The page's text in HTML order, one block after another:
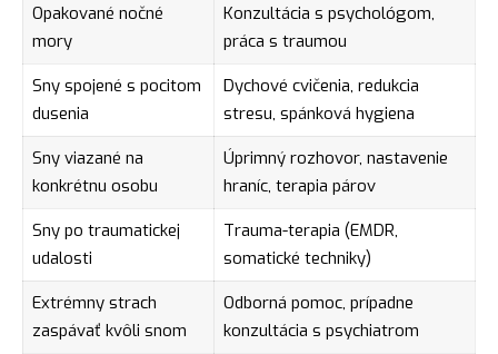
Opakované nočné
mory
Konzultácia s psychológom,
práca s traumou
Sny spojené s pocitom
dusenia
Dychové cvičenia, redukcia
stresu, spánková hygiena
Sny viazané na
konkrétnu osobu
Úprimný rozhovor, nastavenie
hraníc, terapia párov
Sny po traumatickej
udalosti
Trauma-terapia (EMDR,
somatické techniky)
Extrémny strach
zaspávať kvôli snom
Odborná pomoc, prípadne
konzultácia s psychiatrom